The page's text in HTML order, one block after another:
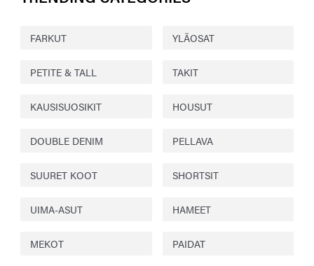
FARKUT YLÄOSAT
PETITE & TALL TAKIT
KAUSISUOSIKIT HOUSUT
DOUBLE DENIM PELLAVA
SUURET KOOT SHORTSIT
UIMA-ASUT HAMEET
MEKOT PAIDAT